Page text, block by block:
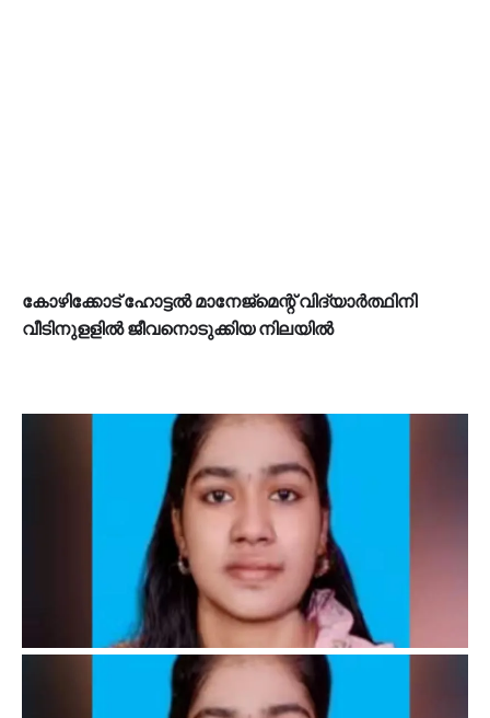
കോഴിക്കോട് ഹോട്ടല്‍ മാനേജ്മെന്റ് വിദ്യാര്‍ത്ഥിനി
വീടിനുളളില്‍ ജീവനൊടുക്കിയ നിലയില്‍